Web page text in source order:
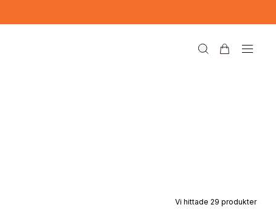
Vi hittade 29 produkter